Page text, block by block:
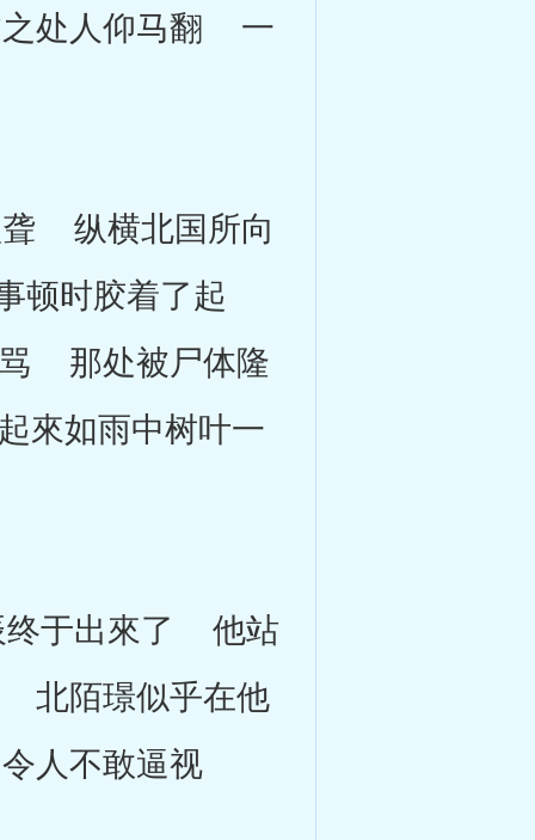
处人仰马翻 一
纵横北国所向
顿时胶着了起
那处被尸体隆
來如雨中树叶一
于出來了 他站
北陌璟似乎在他
人不敢逼视